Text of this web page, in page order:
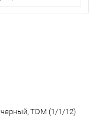
черный, TDM (1/1/12)